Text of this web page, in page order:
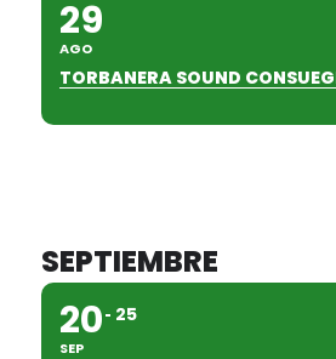
29
AGO
TORBANERA SOUND
SEPTIEMBRE
20
SEP
25